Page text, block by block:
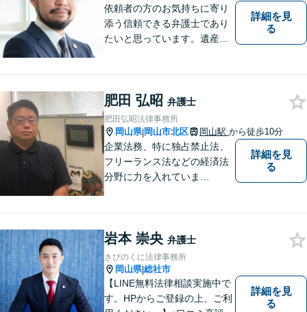
依頼者の方のお気持ちに寄り
添う信頼できる弁護士であり
たいと思っています。遺産分
にご相談ください。
詳細を見
る
肥田 弘昭 弁護士
肥田弘昭法律事務所
岡山県|岡山市北区 岡山駅 から徒歩10分
企業法務、特に独占禁止法、
フリーランス法などの経済法
分野に力を入れていま
詳細を見
る
岩本 崇央 弁護士
きびのくに法律事務所
岡山県|総社市
【LINE無料法律相談実施中で
す。HPからご登録の上、ご利
詳細を見
る